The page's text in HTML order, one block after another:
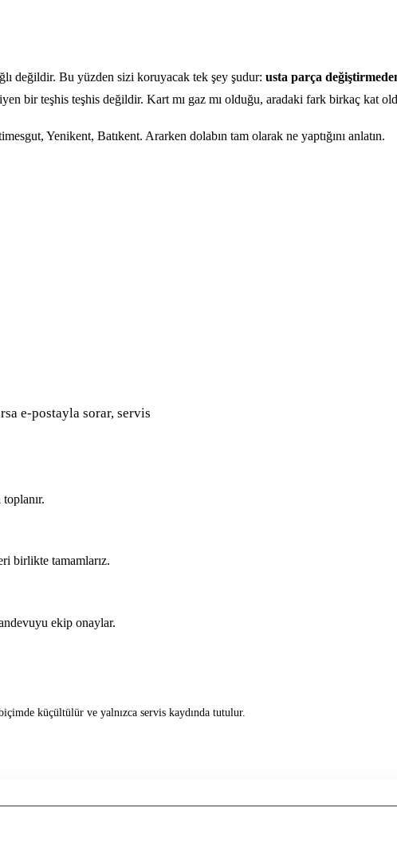
değildir. Bu yüzden sizi koruyacak tek şey şudur: usta parça
bir teşhis teşhis değildir. Kart mı gaz mı olduğu, aradaki fark birkaç kat
Yenikent, Batıkent. Ararken dolabın tam olarak ne yaptığını anlatın.
e-postayla sorar, servis
birlikte tamamlarız.
ekip onaylar.
küçültülür ve yalnızca servis kaydında tutulur.